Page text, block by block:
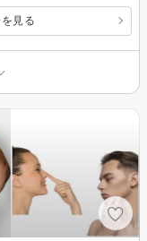
見る